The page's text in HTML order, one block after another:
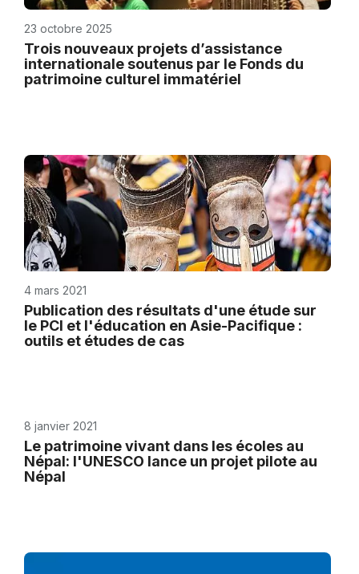
23 octobre 2025
Trois nouveaux projets d’assistance
internationale soutenus par le Fonds du
patrimoine culturel immatériel
4 mars 2021
Publication des résultats d'une étude sur
le PCI et l'éducation en Asie-Pacifique :
outils et études de cas
8 janvier 2021
Le patrimoine vivant dans les écoles au
Népal: l'UNESCO lance un projet pilote au
Népal